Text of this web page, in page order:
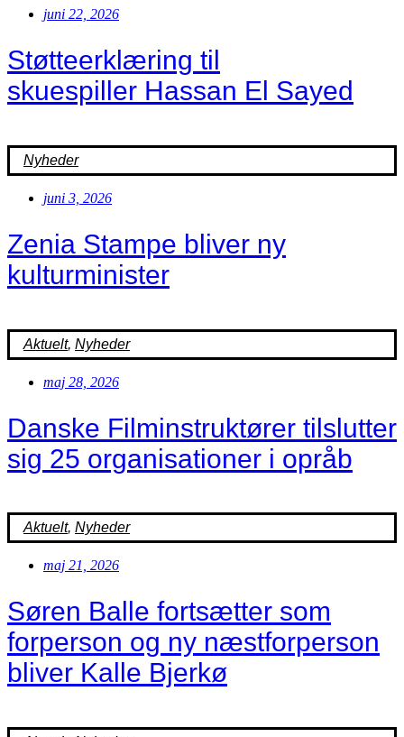
juni 22, 2026
Støtteerklæring til
skuespiller Hassan El Sayed
Nyheder
juni 3, 2026
Zenia Stampe bliver ny
kulturminister
Aktuelt, Nyheder
maj 28, 2026
Danske Filminstruktører tilslutter
sig 25 organisationer i opråb
Aktuelt, Nyheder
maj 21, 2026
Søren Balle fortsætter som
forperson og ny næstforperson
bliver Kalle Bjerkø